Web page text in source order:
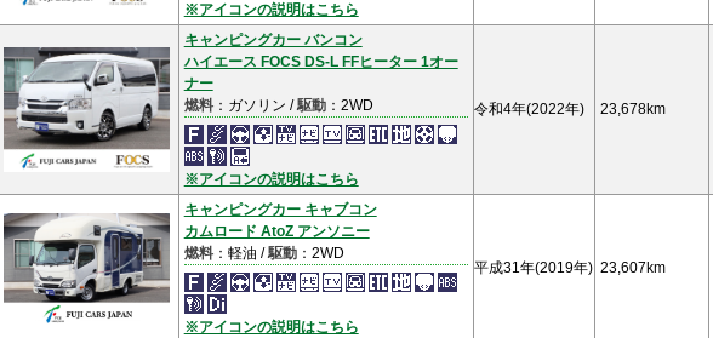
※アイコンの説明はこちら
キャンピングカー バンコン
ハイエース FOCS DS-L FFヒーター 1オー
ナー
燃料：ガソリン /駆動：2WD
※アイコンの説明はこちら
令和4年(2022年) 23,678km
キャンピングカー キャブコン
カムロード AtoZ アンソニー
燃料：軽油 /駆動：2WD
※アイコンの説明はこちら
平成31年(2019年) 23,607km